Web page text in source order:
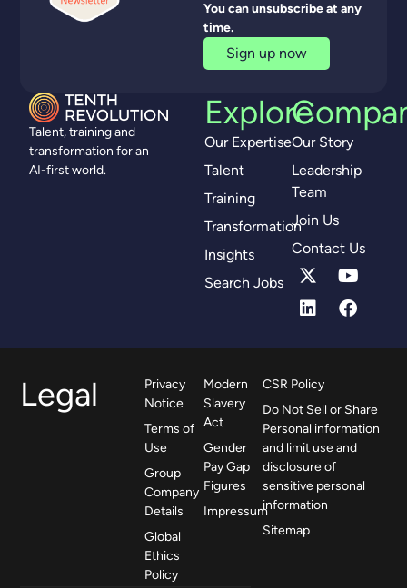
Talent, training and
transformation for an
AI-first world.
Explore
Our Expertise
Talent
Training
Transformation
Insights
Search Jobs
Our Story
Leadership
Team
Join Us
Contact Us
You can unsubscribe at any
time.
Sign up now
Legal
Privacy
Notice
Terms of
Use
Group
Company
Details
Global
Ethics
Policy
Modern
Slavery
Act
Gender
Pay Gap
Figures
Impressum
CSR Policy
Do Not Sell or Share
Personal information
and limit use and
disclosure of
sensitive personal
information
Sitemap